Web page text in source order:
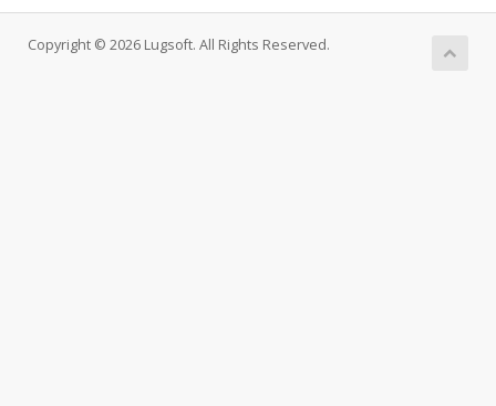
Copyright © 2026 Lugsoft. All Rights Reserved.